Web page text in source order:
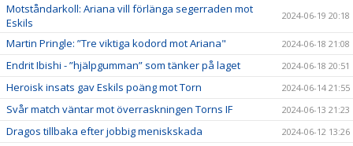
Motståndarkoll: Ariana vill förlänga segerraden mot
Eskils
2024-06-19 20:18
Martin Pringle: ”Tre viktiga kodord mot Ariana" 2024-06-18 21:08
Endrit Ibishi - ”hjälpgumman” som tänker på laget 2024-06-18 20:51
Heroisk insats gav Eskils poäng mot Torn 2024-06-14 21:55
Svår match väntar mot överraskningen Torns IF 2024-06-13 21:23
Dragos tillbaka efter jobbig meniskskada 2024-06-12 13:26